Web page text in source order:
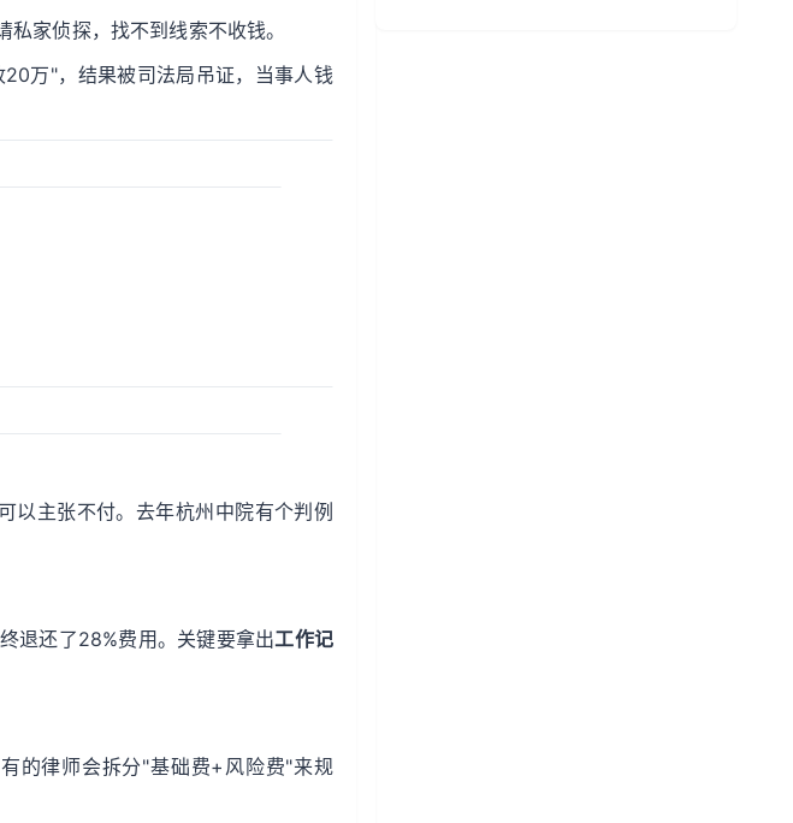
私家侦探，找不到线索不收钱。
万"，结果被司法局吊证，当事人钱
以主张不付。去年杭州中院有个判例
退还了28%费用。关键要拿出工作记
的律师会拆分"基础费+风险费"来规